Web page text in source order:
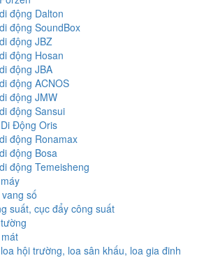
động Dalton
động SoundBox
động JBZ
động Hosan
động JBA
động ACNOS
động JMW
động Sansui
Động Oris
động Ronamax
động Bosa
động Temeisheng
số
suất, cục đẩy công suất
hội trường, loa sân khấu, loa gia đinh